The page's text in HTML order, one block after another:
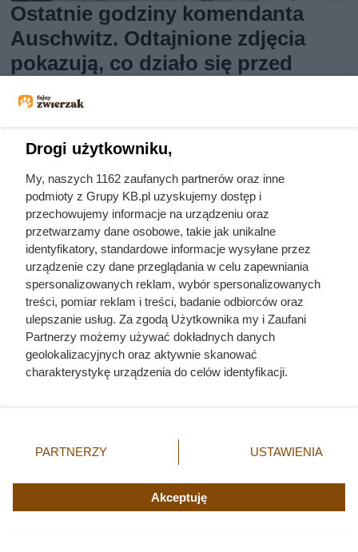
Ostatnie godziny komendanta
Auschwitz. Odtajnione zdjęcia
pokazują, co działo się przed
Ten gatunek drewna daje
najwięcej ciepła, a Polacy rzadko
Drogi użytkowniku,
My, naszych 1162 zaufanych partnerów oraz inne
podmioty z Grupy KB.pl uzyskujemy dostęp i
przechowujemy informacje na urządzeniu oraz
przetwarzamy dane osobowe, takie jak unikalne
identyfikatory, standardowe informacje wysyłane przez
urządzenie czy dane przeglądania w celu zapewniania
spersonalizowanych reklam, wybór spersonalizowanych
treści, pomiar reklam i treści, badanie odbiorców oraz
ulepszanie usług. Za zgodą Użytkownika my i Zaufani
Partnerzy możemy używać dokładnych danych
geolokalizacyjnych oraz aktywnie skanować
charakterystykę urządzenia do celów identyfikacji.
zmienić/wycofać klikając przycisk ustawień prywatności
znajdujący się w lewym dolnym rogu strony. Niektóre
użytkownika, ale masz prawo sprzeciwić się takiemu
przetwarzaniu. Preferencje będą miały zastosowania tylko
PARTNERZY USTAWIENIA
Akceptuję